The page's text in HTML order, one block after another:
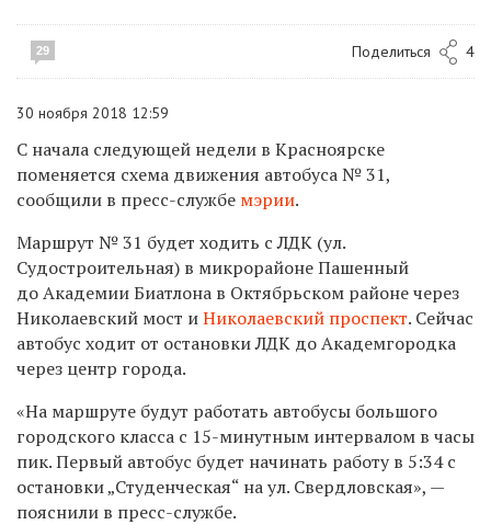
29 Поделиться 4
30 ноября 2018 12:59
С начала следующей недели в Красноярске
поменяется схема движения автобуса № 31,
сообщили в пресс-службе мэрии.
Маршрут № 31 будет ходить с ЛДК (ул.
Судостроительная) в микрорайоне Пашенный
до Академии Биатлона в Октябрьском районе через
Николаевский мост иНиколаевский проспект. Сейчас
автобус ходит от остановки ЛДК до Академгородка
через центр города.
«На маршруте будут работать автобусы большого
городского класса с 15-минутным интервалом в часы
пик. Первый автобус будет начинать работу в 5:34 с
остановки „Студенческая“ на ул. Свердловская», —
пояснили в пресс-службе.